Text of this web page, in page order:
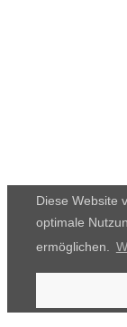
Diese Website
optimale
ermöglichen.